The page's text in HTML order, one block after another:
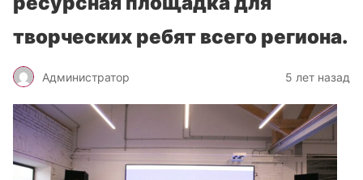
творческих ребят всего региона.
Администратор 5 лет назад